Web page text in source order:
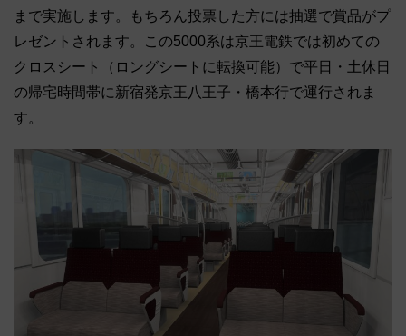
まで実施します。もちろん投票した方には抽選で賞品がプ
レゼントされます。この5000系は京王電鉄では初めての
クロスシート（ロングシートに転換可能）で平日・土休日
の帰宅時間帯に新宿発京王八王子・橋本行で運行されま
す。